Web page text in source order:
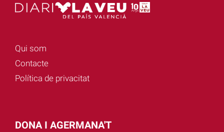
Qui som
Contacte
Política de privacitat
DONA I AGERMANA'T